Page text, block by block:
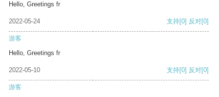
Hello, Greetings fr
2022-05-24 支持[0] 反对[0]
游客
Hello, Greetings fr
2022-05-10 支持[0] 反对[0]
游客